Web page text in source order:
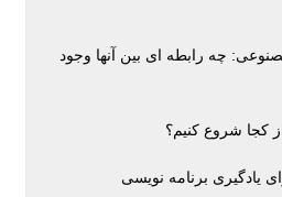
چه رابطه ای بین آنها وجود
کجا شروع کنیم؟